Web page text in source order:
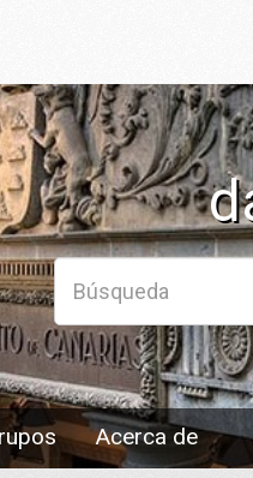
Acerca de